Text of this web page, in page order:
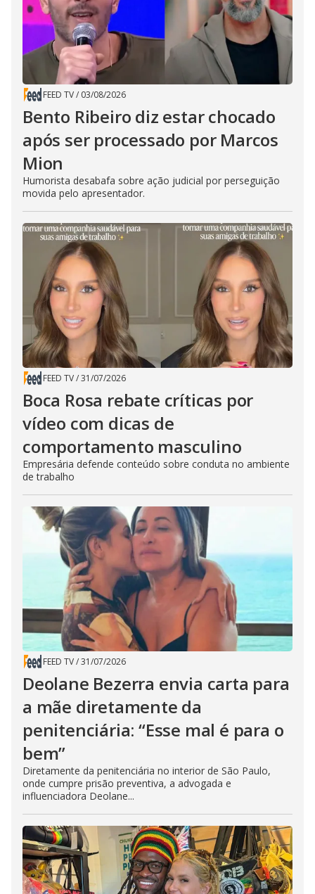
FEED TV/ 03/08/2026
Bento Ribeiro diz estar chocado
após ser processado por Marcos
Mion
Humorista desabafa sobre ação judicial por perseguição
movida pelo apresentador.
FEED TV/31/07/2026
Boca Rosa rebate críticas por
vídeo com dicas de
comportamento masculino
Empresária defende conteúdo sobre conduta no ambiente
de trabalho
FEED TV/31/07/2026
Deolane Bezerra envia carta para
a mãe diretamente da
penitenciária: “Esse mal é para o
bem”
Diretamente da penitenciária no interior de São Paulo,
onde cumpre prisão preventiva, a advogada e
influenciadora Deolane...